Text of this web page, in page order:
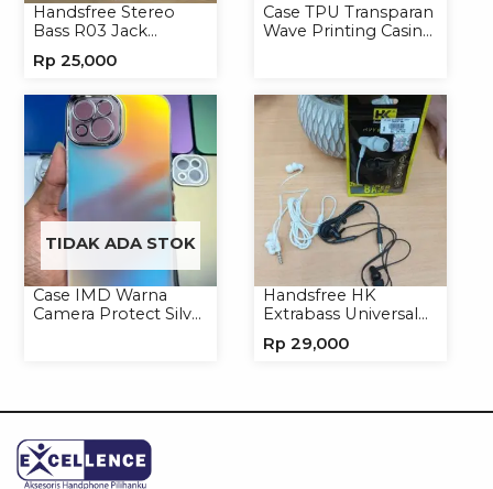
Handsfree Stereo
Bass R03 Jack
Headset Earphone
Rp 25,000
Case TPU Transparan
Wave Printing Casing
TIDAK ADA STOK
Case IMD Warna
Camera Protect Silver
Handsfree HK
Extrabass Universal
Earphone Headset
Rp 29,000